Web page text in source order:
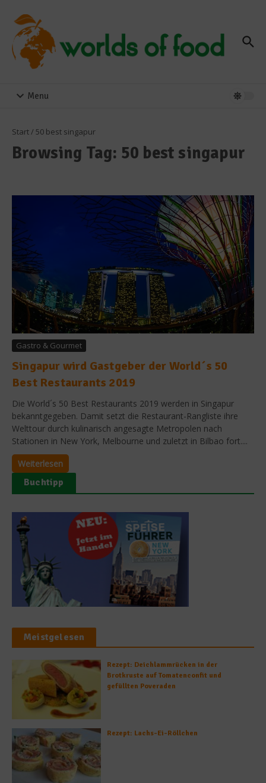
Menu
Start/ 50 best singapur
Browsing Tag: 50 best singapur
Gastro & Gourmet
Singapur wird Gastgeber der World´s 50
Best Restaurants 2019
Die World´s 50 Best Restaurants 2019 werden in Singapur
bekanntgegeben. Damit setzt die Restaurant-Rangliste ihre
Welttour durch kulinarisch angesagte Metropolen nach
Stationen in New York, Melbourne und zuletzt in Bilbao fort....
Weiterlesen
Buchtipp
Meistgelesen
Rezept: Deichlammrücken in der
Brotkruste auf Tomatenconfit und
gefüllten Poveraden
Rezept: Lachs-Ei-Röllchen